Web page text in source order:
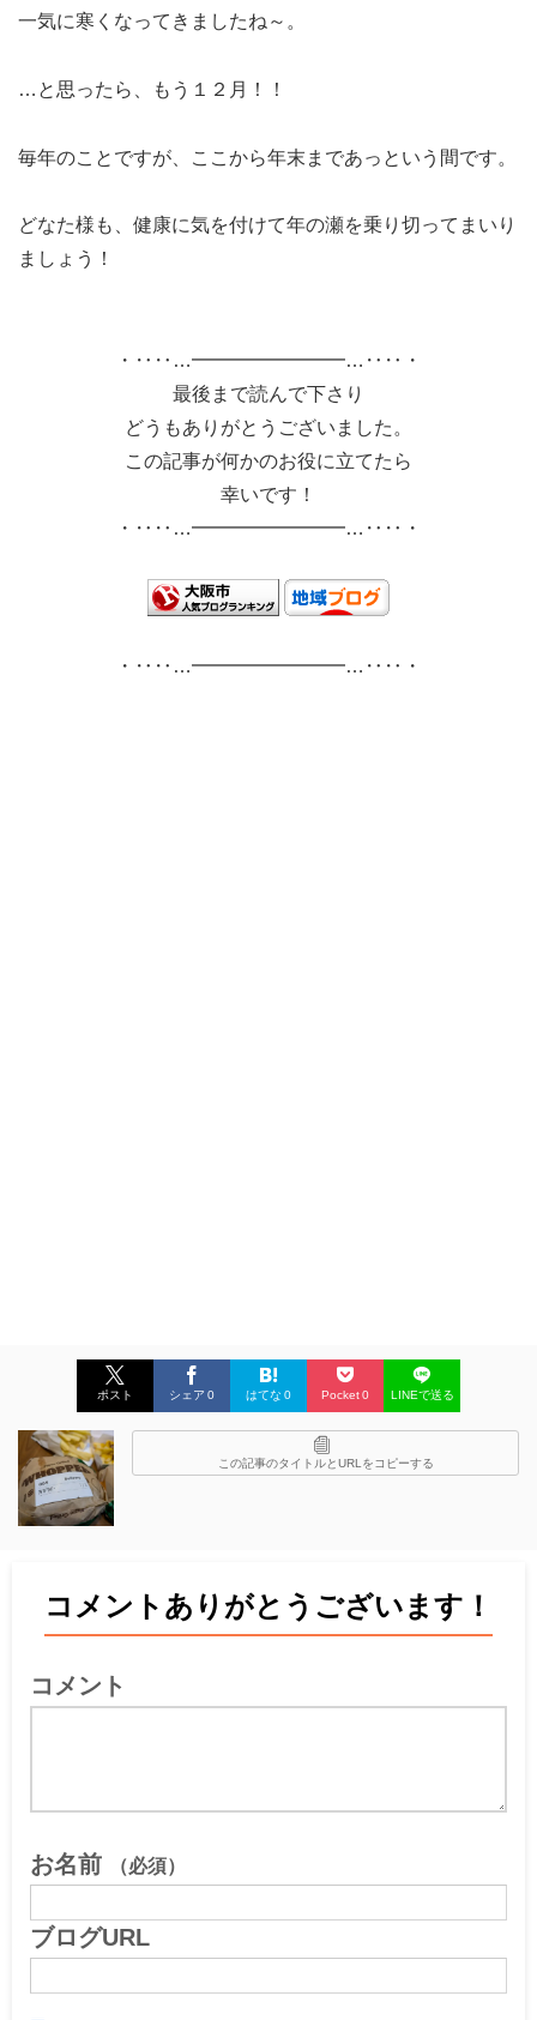
一気に寒くなってきましたね～。
…と思ったら、もう１２月！！
毎年のことですが、ここから年末まであっという間です。
どなた様も、健康に気を付けて年の瀬を乗り切ってまいり
ましょう！
・‥‥…━━━━━━━━…‥‥・
最後まで読んで下さり
どうもありがとうございました。
この記事が何かのお役に立てたら
幸いです！
・‥‥…━━━━━━━━…‥‥・
・‥‥…━━━━━━━━…‥‥・
ポスト シェア 0 はてな 0 Pocket0 LINEで送る
この記事のタイトルとURLをコピーする
コメントありがとうございます！
コメント
お名前 （必須）
ブログURL